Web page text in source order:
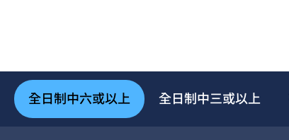
全日制中六或以上 全日制中三或以上